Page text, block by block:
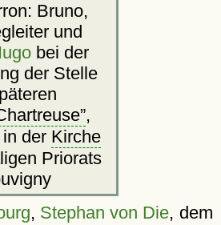
Bruno,
und
bei der
der Stelle
,
der Kirche
Priorats
, Stephan von Die, dem